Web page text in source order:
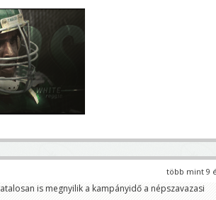
több mint 9
is megnyilik a kampányidő a népszavazasi